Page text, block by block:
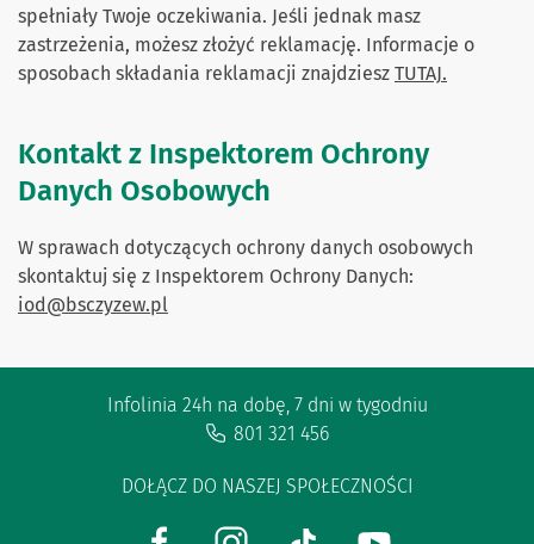
spełniały Twoje oczekiwania. Jeśli jednak masz
zastrzeżenia, możesz złożyć reklamację. Informacje o
sposobach składania reklamacji znajdziesz TUTAJ.
Kontakt z Inspektorem Ochrony
Danych Osobowych
W sprawach dotyczących ochrony danych osobowych
skontaktuj się z Inspektorem Ochrony Danych:
iod@bsczyzew.pl
Infolinia 24h na dobę, 7 dni w tygodniu
801 321 456
DOŁĄCZ DO NASZEJ SPOŁECZNOŚCI